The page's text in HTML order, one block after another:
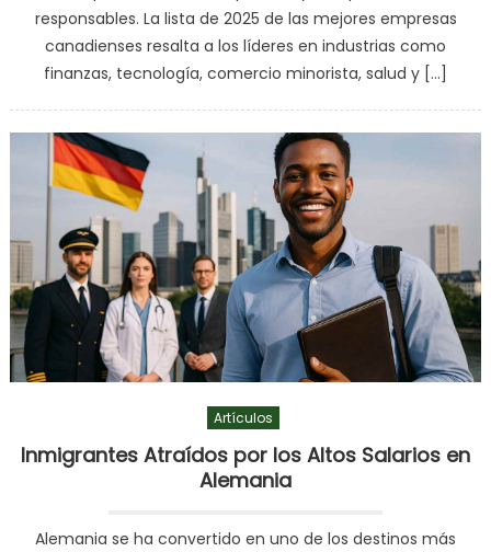
responsables. La lista de 2025 de las mejores empresas
canadienses resalta a los líderes en industrias como
finanzas, tecnología, comercio minorista, salud y […]
Artículos
Inmigrantes Atraídos por los Altos Salarios en
Alemania
Alemania se ha convertido en uno de los destinos más